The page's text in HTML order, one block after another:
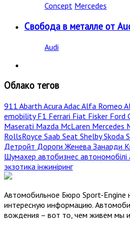
Concept Mercedes
Свобода в металле от
Audi
Облако тегов
911 Abarth AcuraAdacAlfa Romeo
emobilityF1 Ferrari Fiat Fisker Ford
Maserati Mazda McLaren Mercedes
RollsRoyce Saab Seat ShelbySkoda
Детройт Дороги Женева Занарди
Шумахер автобизнес автономобілі
экзотика інжиніринг
Автомобильное Бюро Sport-Engine
интересную информацию.
вождения – вот то, чем живем мы